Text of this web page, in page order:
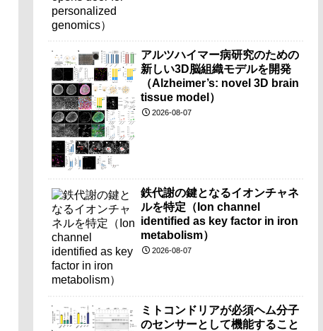
アルツハイマー病研究のための
新しい3D脳組織モデルを開発
（Alzheimer’s: novel 3D brain
tissue model）
2026-08-07
鉄代謝の鍵となるイオンチャネ
ルを特定（Ion channel
identified as key factor in iron
metabolism）
2026-08-07
ミトコンドリアが必須ヘム分子
のセンサーとして機能すること